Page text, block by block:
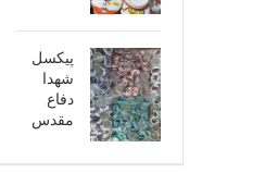
پیکسل
شهدا
دفاع
مقدس